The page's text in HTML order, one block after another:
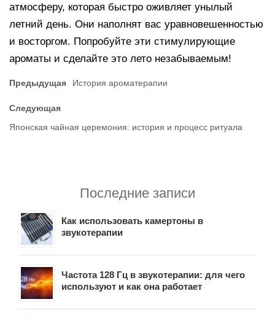
атмосферу, которая быстро оживляет унылый
летний день. Они наполнят вас уравновешенностью
и восторгом. Попробуйте эти стимулирующие
ароматы и сделайте это лето незабываемым!
Предыдущая История ароматерапии
Следующая
Японская чайная церемония: история и процесс ритуала
Последние записи
Как использовать камертоны в
звукотерапии
Частота 128 Гц в звукотерапии: для чего
используют и как она работает